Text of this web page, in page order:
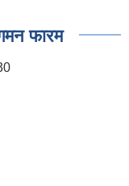
फारम